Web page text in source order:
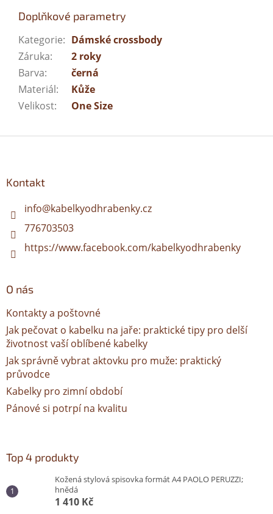
Doplňkové parametry
Kategorie: Dámské crossbody
Záruka:
2 roky
Barva:
černá
Materiál:
Kůže
Velikost: One Size
Kontakt
info@kabelkyodhrabenky.cz
776703503
https://www.facebook.com/kabelkyodhrabenky
O nás
Kontakty a poštovné
Jak pečovat o kabelku na jaře: praktické tipy pro delší
životnost vaší oblíbené kabelky
Jak správně vybrat aktovku pro muže: praktický
průvodce
Kabelky pro zimní období
Pánové si potrpí na kvalitu
Top 4 produkty
Kožená stylová spisovka formát A4 PAOLO PERUZZI;
hnědá
1 410 Kč